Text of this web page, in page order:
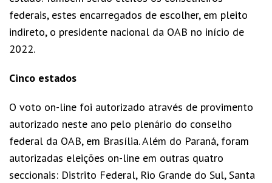
federais, estes encarregados de escolher, em pleito
indireto, o presidente nacional da OAB no início de
2022.
Cinco estados
O voto on-line foi autorizado através de provimento
autorizado neste ano pelo plenário do conselho
federal da OAB, em Brasília. Além do Paraná, foram
autorizadas eleições on-line em outras quatro
seccionais: Distrito Federal, Rio Grande do Sul, Santa